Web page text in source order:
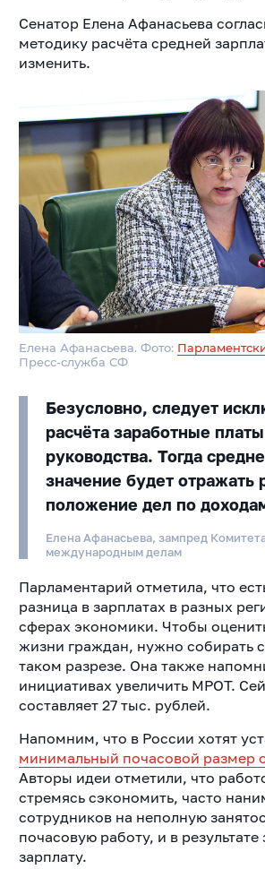
Сенатор Елена Афанасьева
методику расчёта средней
изменить.
Елена Афанасьева. Фото:
Пресс-служба СФ
Безусловно, следует
расчёта заработные платы
руководства. Тогда
значение будет отражать
положение дел по
Елена Афанасьева, зампред
международным делам
Парламентарий отметила, что
разница в зарплатах в разных
сферах экономики. Чтобы
жизни граждан, нужно собирать
таком разрезе. Она также
инициативах увеличить МРОТ.
составляет 27 тыс. рублей.
Напомним, что в России хотят
минимальный почасовой размер
Авторы идеи отметили, что
стремясь сэкономить, часто
сотрудников на неполную
почасовую работу, и в
зарплату.